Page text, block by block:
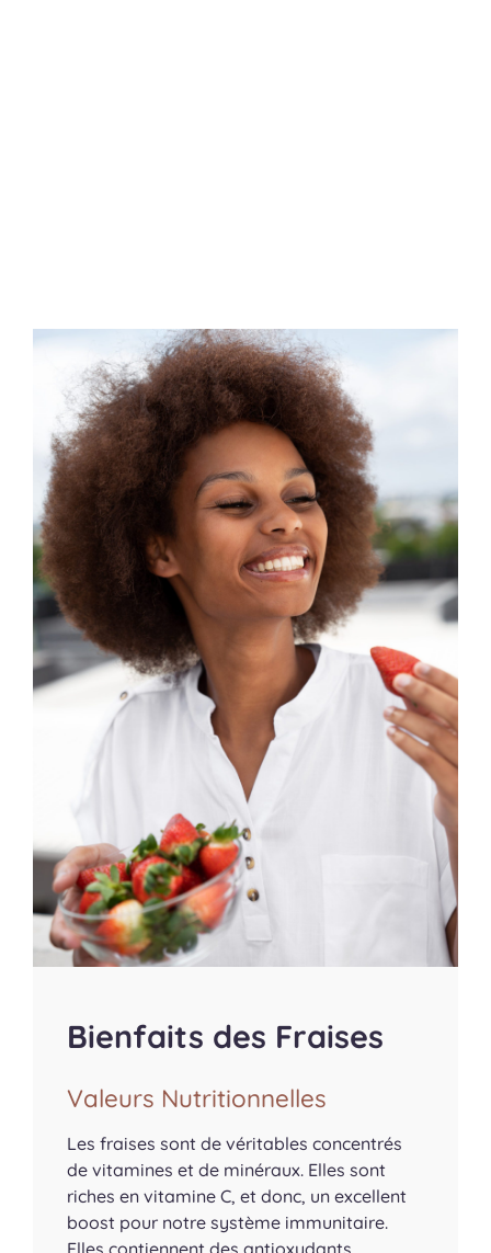
Bienfaits des Fraises
Valeurs Nutritionnelles
Les fraises sont de véritables concentrés
de vitamines et de minéraux. Elles sont
riches en vitamine C, et donc, un excellent
boost pour notre système immunitaire.